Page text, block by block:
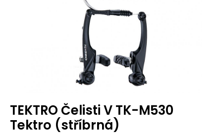
TEKTRO Čelisti V TK-M530
Tektro (stříbrná)